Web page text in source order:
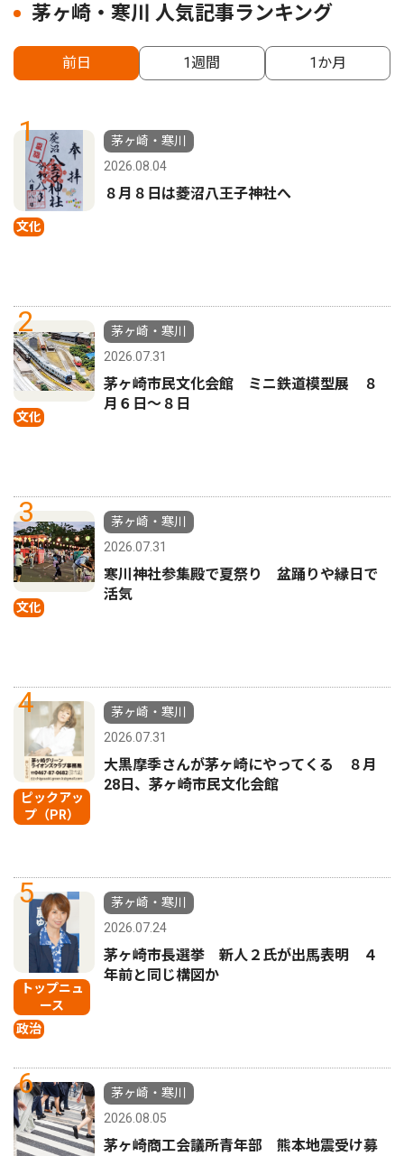
茅ヶ崎・寒川 人気記事ランキング
前日 1週間 1か月
1
文化
茅ヶ崎・寒川
2026.08.04
８月８日は菱沼八王子神社へ
2
文化
茅ヶ崎・寒川
2026.07.31
茅ヶ崎市民文化会館 ミニ鉄道模型展 ８
月６日〜８日
3
文化
茅ヶ崎・寒川
2026.07.31
寒川神社参集殿で夏祭り 盆踊りや縁日で
活気
4
ピックアッ
プ（PR）
茅ヶ崎・寒川
2026.07.31
大黒摩季さんが茅ヶ崎にやってくる ８月
28日、茅ヶ崎市民文化会館
5
トップニュ
ース
政治
茅ヶ崎・寒川
2026.07.24
茅ヶ崎市長選挙 新人２氏が出馬表明 ４
年前と同じ構図か
6
茅ヶ崎・寒川
2026.08.05
茅ヶ崎商工会議所青年部 熊本地震受け募